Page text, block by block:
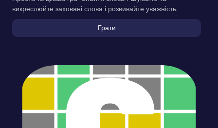
викреслюйте заховані слова і розвивайте уважність.
Грати